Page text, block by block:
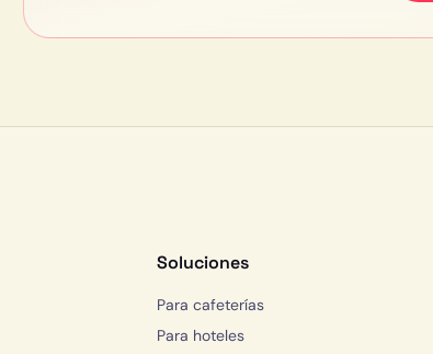
Soluciones
Para cafeterías
Para hoteles